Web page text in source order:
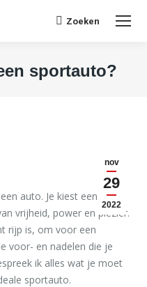
Search:
Zoeken
sportauto?
nov
29
2022
auto. Je kiest een
vrijheid, power en plezier.
rijp is, om voor een
voor- en nadelen die je
ik alles wat je moet
sportauto.